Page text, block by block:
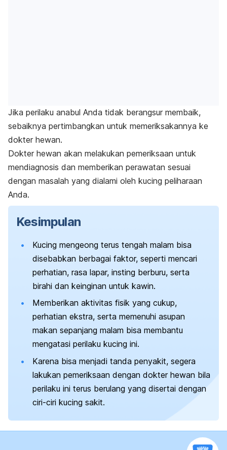
Jika perilaku anabul Anda tidak berangsur membaik,
sebaiknya pertimbangkan untuk memeriksakannya ke
dokter hewan.
Dokter hewan akan melakukan pemeriksaan untuk
mendiagnosis dan memberikan perawatan sesuai
dengan masalah yang dialami oleh kucing peliharaan
Anda.
Kesimpulan
Kucing mengeong terus tengah malam bisa
disebabkan berbagai faktor, seperti mencari
perhatian, rasa lapar, insting berburu, serta
birahi dan keinginan untuk kawin.
Memberikan aktivitas fisik yang cukup,
perhatian ekstra, serta memenuhi asupan
makan sepanjang malam bisa membantu
mengatasi perilaku kucing ini.
Karena bisa menjadi tanda penyakit, segera
lakukan pemeriksaan dengan dokter hewan bila
perilaku ini terus berulang yang disertai dengan
ciri-ciri kucing sakit.